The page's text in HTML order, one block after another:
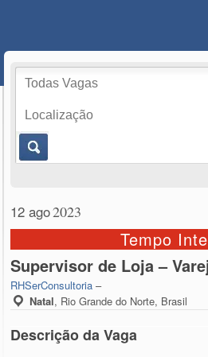
12 ago2023
Tempo
Supervisor de Loja –
RHSerConsultoria –
Natal, Rio Grande do Norte, Brasil
Descrição da Vaga